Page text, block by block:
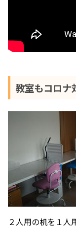
教室もコロナ
２人用の机を１人